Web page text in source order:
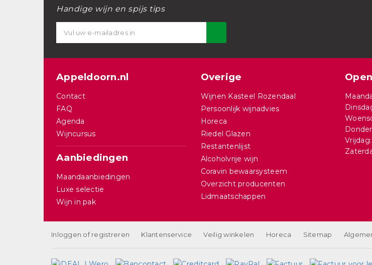
Handige wijn en spijs tips
Appeldoorn.nl
Contact
FAQ
Agenda
Wijncursus
Aanbiedingen
Maandaanbiedingen
Luxe selectie
Wijn in pak
Overige
Wijnen Kasteel Rozendaal
Persoonlijk wijnadvies
Horeca
Riedel Glazen
Restantenlijst
Alcoholvrije wijn
Coravin bewaarsysteem
Overzicht producenten
Lidmaatschappen
Vrijdag:
Inloggen of registreren Klantenservice Veilig winkelen Horeca Sitemap